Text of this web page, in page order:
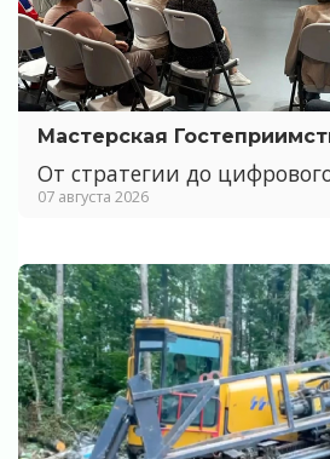
Мастерская
От стратегии до
07 августа 2026